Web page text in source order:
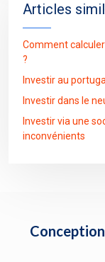
Articles
Comment
?
Investir au
Investir dans le
Investir via une
inconvénients